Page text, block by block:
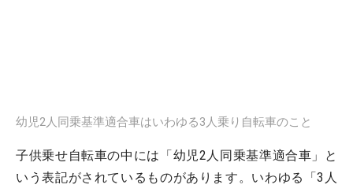
幼児2人同乗基準適合車はいわゆる3人乗り自転車のこと
子供乗せ自転車の中には「幼児2人同乗基準適合車」と
いう表記がされているものがあります。いわゆる「3人